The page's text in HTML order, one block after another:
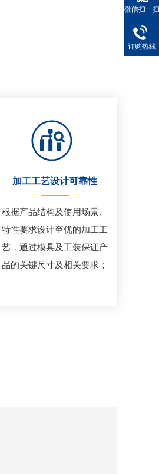
加工工艺设计可靠性
根据产品结构及使用场景、
特性要求设计至优的加工工
艺，通过模具及工装保证产
品的关键尺寸及相关要求；
微信扫一扫
订购热线